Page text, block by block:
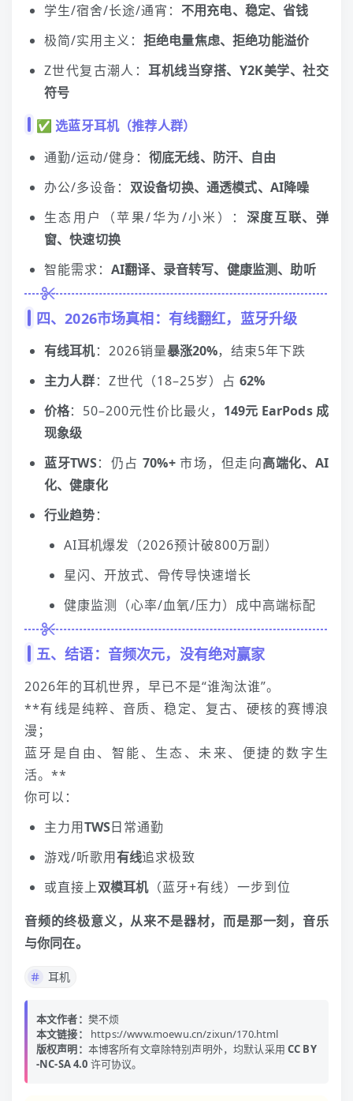
学生/宿舍/长途/通宵： 不用充电、稳定、省钱
极简/实用主义： 拒绝电量焦虑、拒绝功能溢价
Z世代复古潮人：耳机线当穿搭、Y2K美学、社交
符号
✅ 选蓝牙耳机（推荐人群）
通勤/运动/健身： 彻底无线、防汗、自由
办公/多设备： 双设备切换、通透模式、AI降噪
生态用户（苹果/华为/小米）： 深度互联、弹
窗、快速切换
智能需求： AI翻译、录音转写、健康监测、助听
四、2026市场真相：有线翻红，蓝牙升级
有线耳机：2026销量暴涨20%，结束5年下跌
主力人群：Z世代（18–25岁）占 62%
价格：50–200元性价比最火， 149元 EarPods 成
现象级
蓝牙TWS：仍占70%+市场，但走向高端化、AI
化、健康化
行业趋势：
AI耳机爆发（2026预计破800万副）
星闪、开放式、骨传导快速增长
健康监测（心率/血氧/压力）成中高端标配
五、结语：音频次元，没有绝对赢家
2026年的耳机世界，早已不是“谁淘汰谁”。
**有线是纯粹、音质、稳定、复古、硬核的赛博浪
漫；
蓝牙是自由、智能、生态、未来、便捷的数字生
活。**
你可以：
主力用TWS日常通勤
游戏/听歌用有线追求极致
或直接上双模耳机（蓝牙+有线）一步到位
音频的终极意义，从来不是器材，而是那一刻，音乐
与你同在。
耳机
本文作者： 樊不烦
本文链接：
https://www.moewu.cn/zixun/170.html
版权声明： 本博客所有文章除特别声明外，均默认采用 CC BY
-NC-SA 4.0 许可协议。